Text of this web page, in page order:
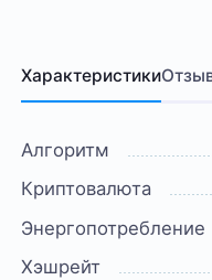
Характеристики
Алгоритм
Криптовалюта
Энергопотребление
Хэшрейт